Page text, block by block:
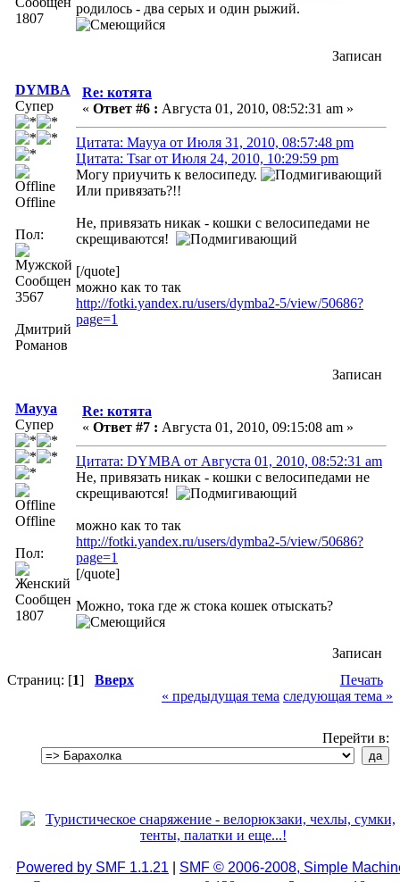
1807
родилось - два серых и один рыжий.
Записан
DYMBA
Супер
Offline
Пол:
Сообщений:
3567
Дмитрий
Романов
Re: котята
« Ответ #6 : Августа 01, 2010, 08:52:31 am »
Цитата: Mayya от Июля 31, 2010, 08:57:48 pm
Цитата: Tsar от Июля 24, 2010, 10:29:59 pm
Могу приучить к велосипеду.
Или привязать?!!
Не, привязать никак - кошки с велосипедами не
скрещиваются!
[/quote]
можно как то так
http://fotki.yandex.ru/users/dymba2-5/view/50686?
page=1
Записан
Mayya
Супер
Offline
Пол:
Сообщений:
1807
Re: котята
« Ответ #7 : Августа 01, 2010, 09:15:08 am »
Цитата: DYMBA от Августа 01, 2010, 08:52:31 am
Не, привязать никак - кошки с велосипедами не
скрещиваются!
можно как то так
http://fotki.yandex.ru/users/dymba2-5/view/50686?
page=1
[/quote]
Можно, тока где ж стока кошек отыскать?
Записан
Страниц: [1] Вверх
Печать
« предыдущая тема следующая тема »
Перейти в:
Powered by SMF 1.1.21
SMF © 2006-2008, Simple